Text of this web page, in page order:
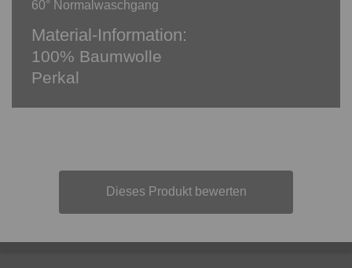
60° Normalwaschgang
Material-Information:
100% Baumwolle
Perkal
Dieses Produkt bewerten